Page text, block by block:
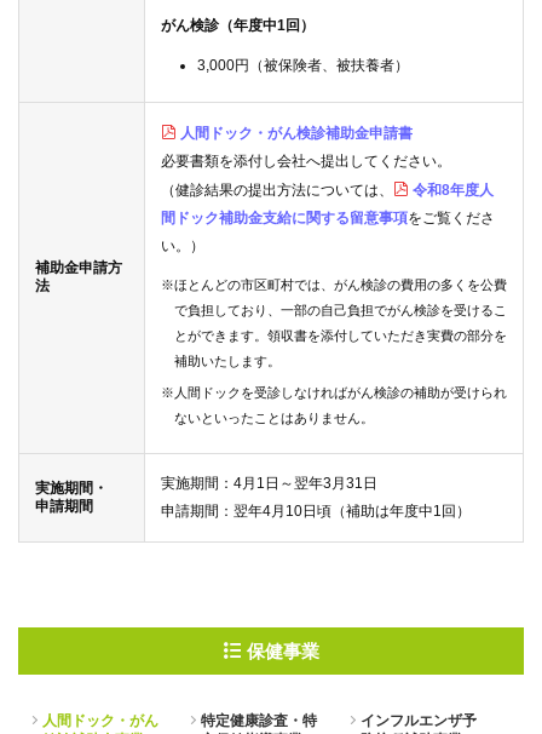
がん検診（年度中1回）
3,000円（被保険者、被扶養者）
補助金申請方
法
人間ドック・がん検診補助金申請書
必要書類を添付し会社へ提出してください。
（健診結果の提出方法については、
令和8年度人
間ドック補助金支給に関する留意事項をご覧くださ
い。）
※ほとんどの市区町村では、がん検診の費用の多くを公費
で負担しており、一部の自己負担でがん検診を受けるこ
とができます。領収書を添付していただき実費の部分を
補助いたします。
※人間ドックを受診しなければがん検診の補助が受けられ
ないといったことはありません。
実施期間・
申請期間
実施期間：4月1日～翌年3月31日
申請期間：翌年4月10日頃（補助は年度中1回）
保健事業
人間ドック・がん
特定健康診査・特
インフルエンザ予